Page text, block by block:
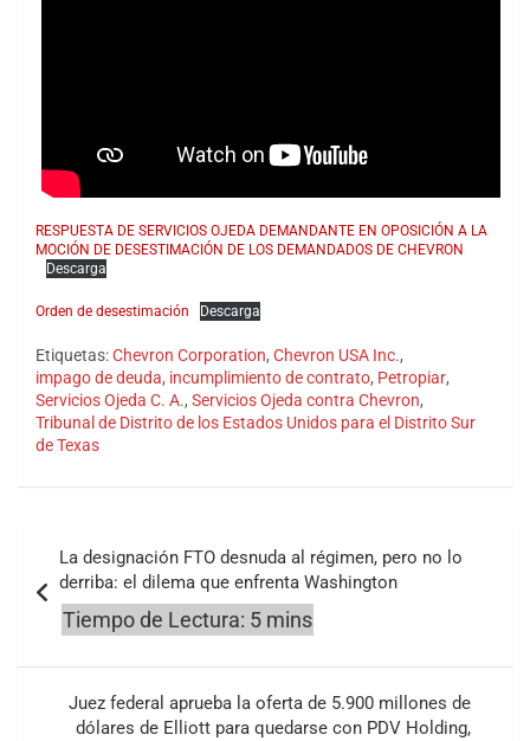
RESPUESTA DE SERVICIOS OJEDA DEMANDANTE EN OPOSICIÓN A LA
MOCIÓN DE DESESTIMACIÓN DE LOS DEMANDADOS DE CHEVRON
Descarga
Orden de desestimación Descarga
Etiquetas:Chevron Corporation, Chevron USA Inc.,
impago de deuda, incumplimiento de contrato, Petropiar,
Servicios Ojeda C. A., Servicios Ojeda contra Chevron,
Tribunal de Distrito de los Estados Unidos para el Distrito Sur
de Texas
de
entradas
La designación FTO desnuda al régimen, pero no lo
derriba: el dilema que enfrenta Washington
Juez federal aprueba la oferta de 5.900 millones de
dólares de Elliott para quedarse con PDV Holding,